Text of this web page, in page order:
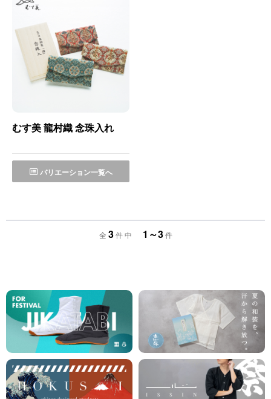
むす美 龍村織 念珠入れ
バリエーション一覧へ
全 3 件 中 1～3 件